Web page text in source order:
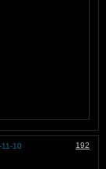
192
10